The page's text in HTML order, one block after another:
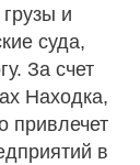
и
суда,
За счет
Находка,
привлечет
в